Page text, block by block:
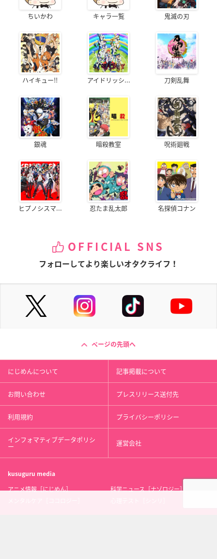
ちいかわ キャラ一覧 鬼滅の刃
ハイキュー!! アイドリッシ... 刀剣乱舞
銀魂 暗殺教室 呪術廻戦
ヒプノシスマ... 忍たま乱太郎 名探偵コナン
OFFICIAL SNS
フォローしてより楽しいオタクライフ！
ページの先頭へ
にじめんについて 記事掲載について
お問い合わせ プレスリリース送付先
利用規約 プライバシーポリシー
インフォマティブデータポリシ
ー 運営会社
kusuguru media
アニメ情報［にじめん］
科学ニュース［ナゾロジー］